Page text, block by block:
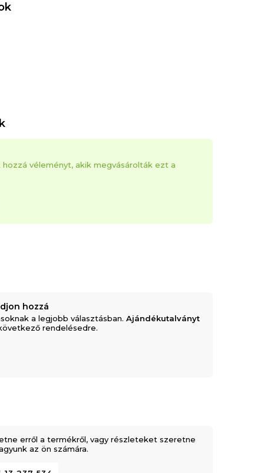
hozzá véleményt, akik megvásárolták ezt a
hozzá
a legjobb választásban.Ajándékutalványt
rendelésedre.
erről a termékről, vagy részleteket szeretne
az ön számára.